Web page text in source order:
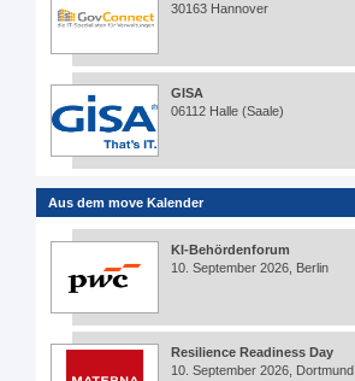
30163 Hannover
GISA
06112 Halle (Saale)
Aus dem move Kalender
KI-Behördenforum
10. September 2026, Berlin
Resilience Readiness Day
10. September 2026, Dortmund